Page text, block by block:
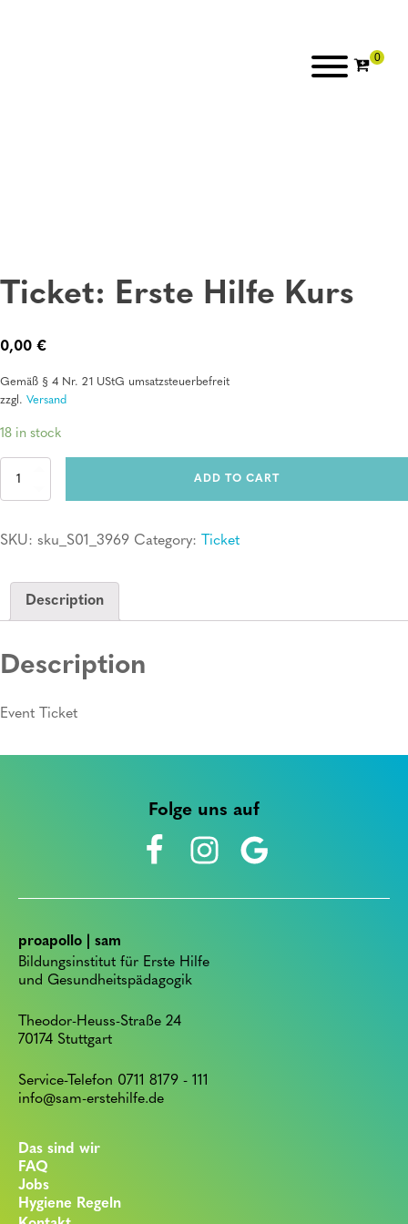
Ticket: Erste Hilfe Kurs
0,00 €
Gemäß § 4 Nr. 21 UStG umsatzsteuerbefreit
zzgl. Versand
18 in stock
Ticket:
quantity
ADD TO CART
SKU: sku_S01_3969 Category: Ticket
Description
Description
Event Ticket
Folge uns auf
proapollo | sam
Bildungsinstitut für Erste Hilfe
und Gesundheitspädagogik
Theodor-Heuss-Straße 24
70174 Stuttgart
Service-Telefon 0711 8179 - 111
info@sam-erstehilfe.de
Das sind wir
FAQ
Jobs
Hygiene Regeln